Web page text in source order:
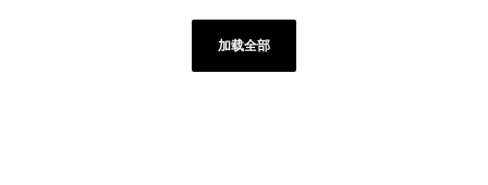
加载全部